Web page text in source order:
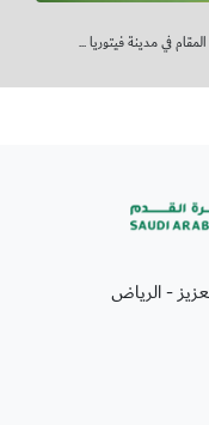
في مدينة فيتوريا ...
- الرياض